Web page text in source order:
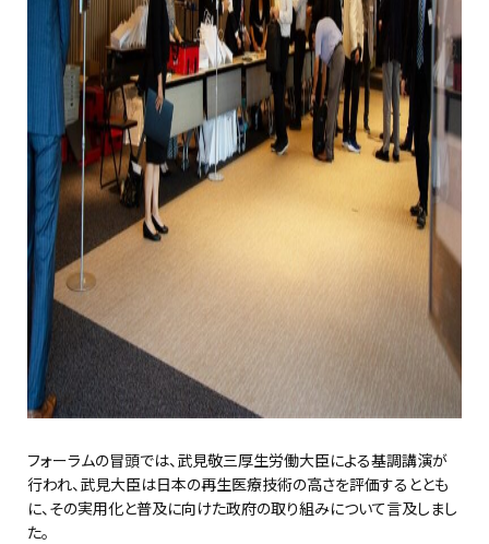
フォーラムの冒頭では、武見敬三厚生労働大臣による基調講演が
行われ、武見大臣は日本の再生医療技術の高さを評価するととも
に、その実用化と普及に向けた政府の取り組みについて言及しまし
た。